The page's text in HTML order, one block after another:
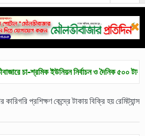
শ্রমিক ইউনিয়ন নির্বাচন ও দৈনিক ৫০০ টাকা মজুরির
কারিগরি প্রশিক্ষণ কেন্দ্রে টাকায় বিক্রি হয় রেমিট্যান্স